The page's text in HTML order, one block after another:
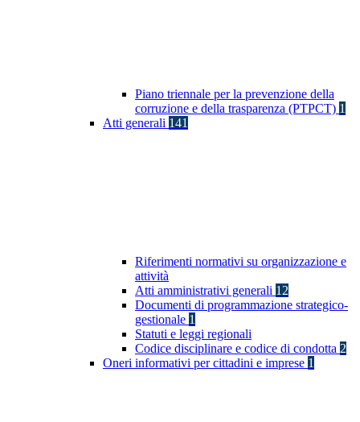
Piano triennale per la prevenzione della
corruzione e della trasparenza (PTPCT) 1
Atti generali 141
Riferimenti normativi su organizzazione e
attività
Atti amministrativi generali 12
Documenti di programmazione strategico-
gestionale 1
Statuti e leggi regionali
Codice disciplinare e codice di condotta 2
Oneri informativi per cittadini e imprese 1